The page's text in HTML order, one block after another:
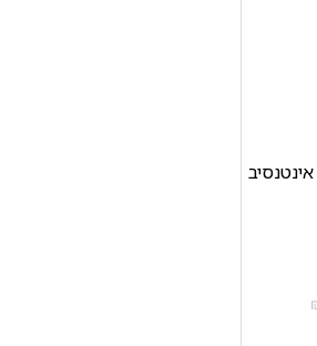
מזון לכלבים דיבאק Dibaq אינטנסיב